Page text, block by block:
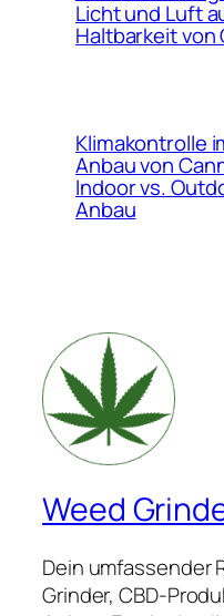
Licht und Luft
Haltbarkeit von
Klimakontrolle
Anbau von
Indoor vs.
Anbau
Weed
Dein umfassender
Grinder, CBD-